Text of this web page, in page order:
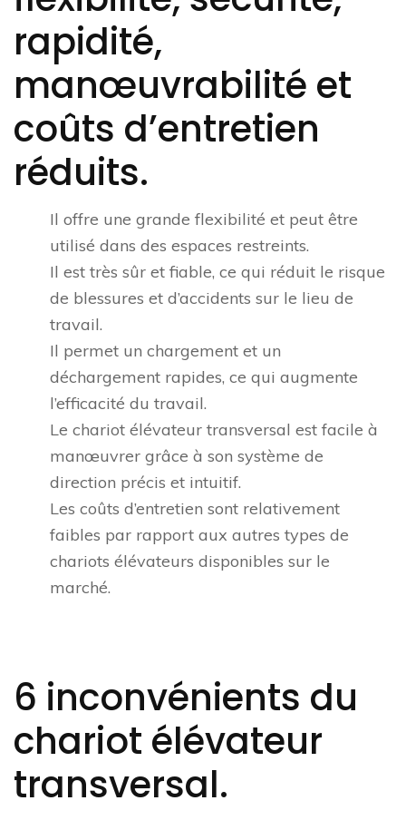
rapidité,
manœuvrabilité et
coûts d’entretien
réduits.
Il offre une grande flexibilité et peut être
utilisé dans des espaces restreints.
Il est très sûr et fiable, ce qui réduit le risque
de blessures et d’accidents sur le lieu de
travail.
Il permet un chargement et un
déchargement rapides, ce qui augmente
l’efficacité du travail.
Le chariot élévateur transversal est facile à
manœuvrer grâce à son système de
direction précis et intuitif.
Les coûts d’entretien sont relativement
faibles par rapport aux autres types de
chariots élévateurs disponibles sur le
marché.
6 inconvénients du
chariot élévateur
transversal.